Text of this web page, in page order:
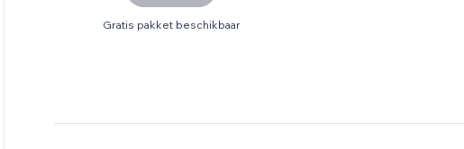
Gratis pakket beschikbaar